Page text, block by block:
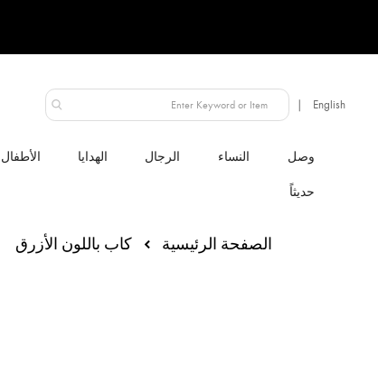
الإمارات العربية المتحدة
الصفحة الرئيسية كاب باللون الأزرق